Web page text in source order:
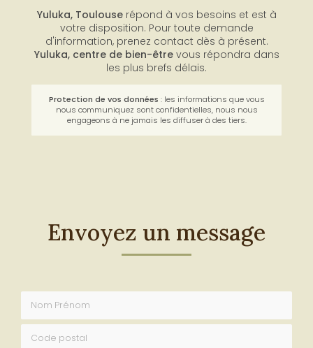
Yuluka, Toulouserépond à vos besoins et est à
votre disposition. Pour toute demande
d'information, prenez contact dès à présent.
Yuluka, centre de bien-êtrevous répondra dans
les plus brefs délais.
Protection de vos données : les informations que vous
nous communiquez sont confidentielles, nous nous
engageons à ne jamais les diffuser à des tiers.
Envoyez un message
Nom Prénom